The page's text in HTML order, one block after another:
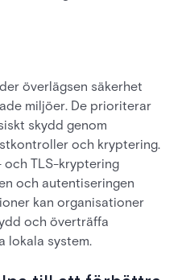
överlägsen säkerhet
miljöer. De prioriterar
skydd genom
och kryptering.
och TLS-kryptering
och autentiseringen
kan organisationer
och överträffa
lokala system.